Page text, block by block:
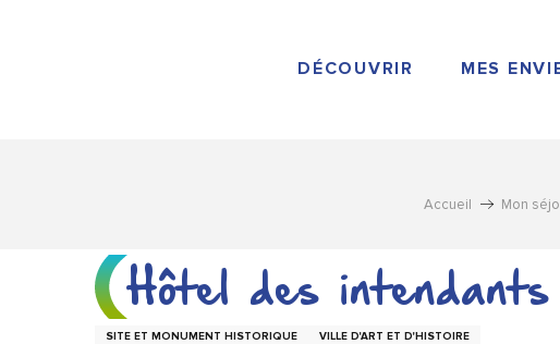
DÉCOUVRIR MES
Accueil Mon
Hôtel des intendants
SITE ET MONUMENT HISTORIQUE VILLE D'ART ET D'HISTOIRE